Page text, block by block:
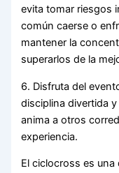
evita tomar riesgos
común caerse o
mantener la
superarlos de la
6. Disfruta del
disciplina divertida
anima a otros
experiencia.
El ciclocross es